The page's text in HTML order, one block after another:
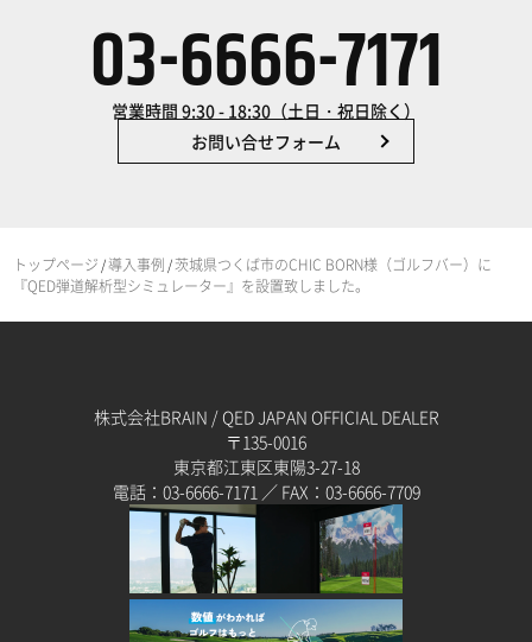
03-6666-7171
営業時間 9:30 - 18:30（土日・祝日除く）
お問い合せフォーム
トップページ /導入事例 /茨城県つくば市のCHIC BORN様（ゴルフバー）に
『QED弾道解析型シミュレーター』を設置致しました。
株式会社BRAIN / QED JAPAN OFFICIAL DEALER
〒135-0016
東京都江東区東陽3-27-18
電話：03-6666-7171 ／ FAX：03-6666-7709